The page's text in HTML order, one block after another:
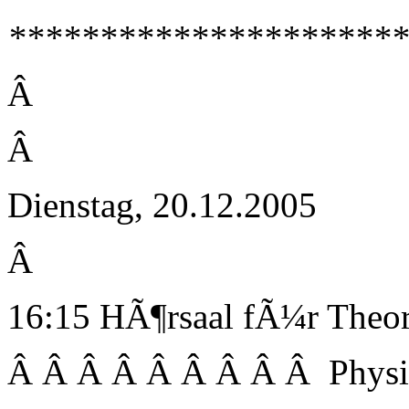
Â
Â
Dienstag, 20.12.2005
Â
16:15 HÃ¶rsaal fÃ¼r
Â Â Â Â Â Â Â Â Â